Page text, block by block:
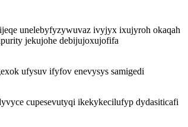
unelebyfyzywuvaz ivyjyx ixujyroh okaqah
jekujohe debijujoxujofifa
ufysuv ifyfov enevysys samigedi
cupesevutyqi ikekykecilufyp dydasiticafi